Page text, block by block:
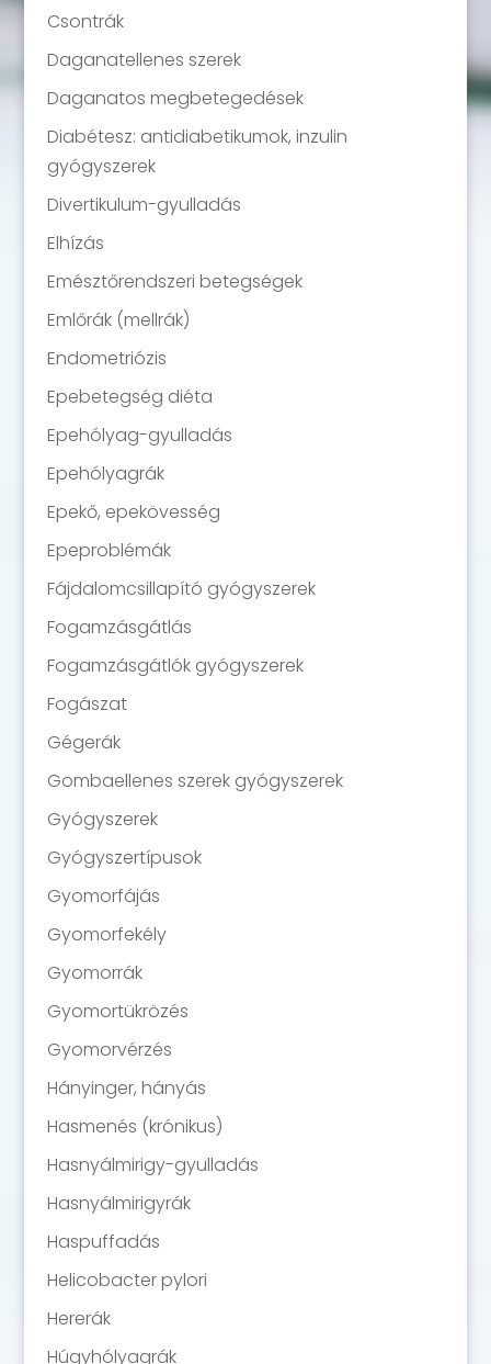
Csontrák
Daganatellenes szerek
Daganatos megbetegedések
Diabétesz: antidiabetikumok, inzulin
gyógyszerek
Divertikulum-gyulladás
Elhízás
Emésztőrendszeri betegségek
Emlőrák (mellrák)
Endometriózis
Epebetegség diéta
Epehólyag-gyulladás
Epehólyagrák
Epekő, epekövesség
Epeproblémák
Fájdalomcsillapító gyógyszerek
Fogamzásgátlás
Fogamzásgátlók gyógyszerek
Fogászat
Gégerák
Gombaellenes szerek gyógyszerek
Gyógyszerek
Gyógyszertípusok
Gyomorfájás
Gyomorfekély
Gyomorrák
Gyomortükrözés
Gyomorvérzés
Hányinger, hányás
Hasmenés (krónikus)
Hasnyálmirigy-gyulladás
Hasnyálmirigyrák
Haspuffadás
Helicobacter pylori
Hererák
Húgyhólyagrák